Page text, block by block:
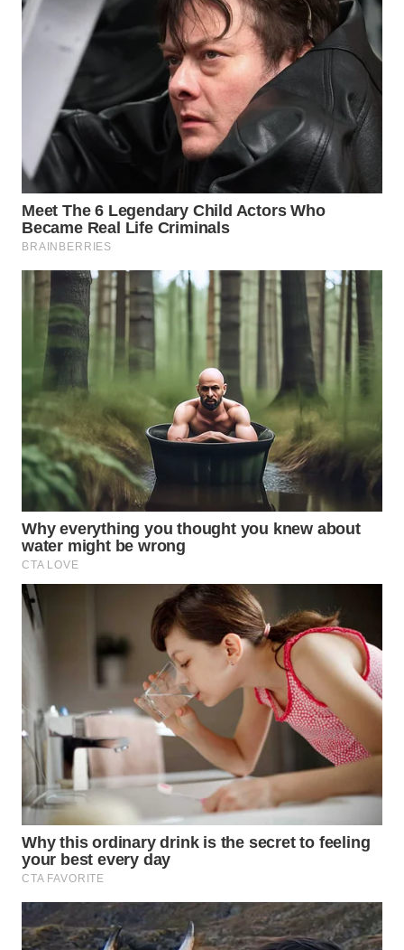
PAKPAK
KARAWANG
WN
BEKASI
WN
BOGOR
DEPOK
WN
TAPANULI
UTARA
WN
SAMOSIR
WN
PADANG
LAWAS
WN
SUMEDANG
KEPULAUAN
SERIBU
WN
TANGERANG
WN
BINJAI
WN
CIREBON